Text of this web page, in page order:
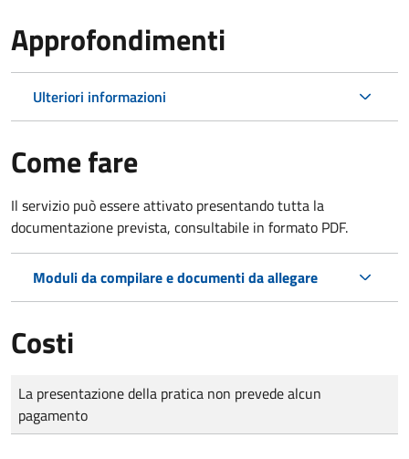
Approfondimenti
Ulteriori informazioni
Come fare
Il servizio può essere attivato presentando tutta la
documentazione prevista, consultabile in formato PDF.
Moduli da compilare e documenti da allegare
Costi
Tipo di pagamento
Importo
La presentazione della pratica non prevede alcun
pagamento